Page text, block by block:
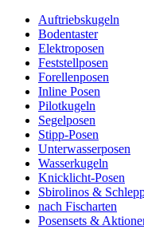
Auftriebskugeln
Bodentaster
Elektroposen
Feststellposen
Forellenposen
Inline Posen
Pilotkugeln
Segelposen
Stipp-Posen
Unterwasserposen
Wasserkugeln
Knicklicht-Posen
Sbirolinos &
nach Fischarten
Posensets &